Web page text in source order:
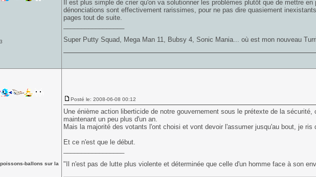
Il est plus simple de crier qu'on va solutionner les problèmes plutôt que de mettre
dénonciations sont effectivement rarissimes, pour ne pas dire quasiement
pages tout de suite.
Super Putty Squad, Mega Man 11, Bubsy 4, Sonic Mania... où est mon nouveau
ballons sur la
Posté le: 2008-06-08 00:12
Une énième action liberticide de notre gouvernement sous le prétexte de la
maintenant un peu plus d'un an.
Mais la majorité des votants l'ont choisi et vont devoir l'assumer jusqu'au bout, je ris
Et ce n'est que le début.
"Il n'est pas de lutte plus violente et déterminée que celle d'un homme face à son